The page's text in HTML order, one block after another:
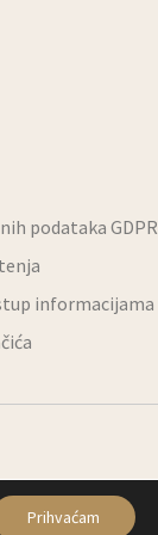
podataka GDPR
informacijama
Prihvaćam